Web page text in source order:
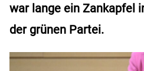
war lange ein Zankapfel
der grünen Partei.